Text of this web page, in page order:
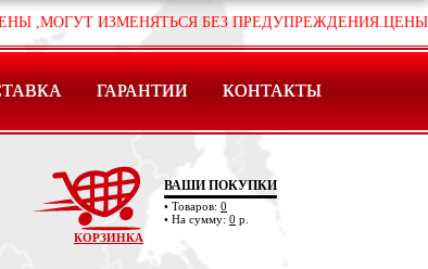
ИЗМЕНЯТЬСЯ БЕЗ ПРЕДУПРЕЖДЕНИЯ.ЦЕНЫ
ГАРАНТИИ КОНТАКТЫ
КОРЗИНКА
ВАШИ ПОКУПКИ
• Товаров: 0
• На сумму: 0 р.